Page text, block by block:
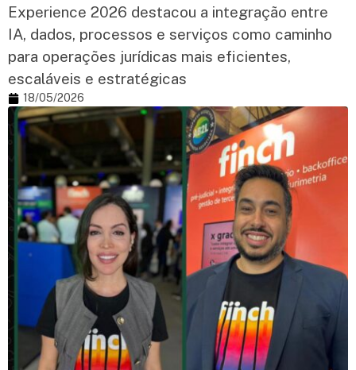
Experience 2026 destacou a integração entre
IA, dados, processos e serviços como caminho
para operações jurídicas mais eficientes,
escaláveis e estratégicas
18/05/2026